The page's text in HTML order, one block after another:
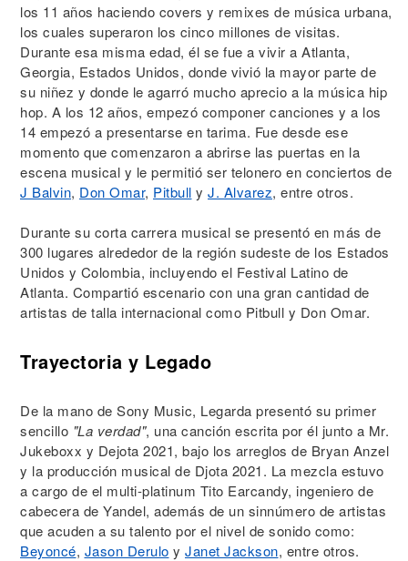
los 11 años haciendo covers y remixes de música urbana,
los cuales superaron los cinco millones de visitas.
Durante esa misma edad, él se fue a vivir a Atlanta,
Georgia, Estados Unidos, donde vivió la mayor parte de
su niñez y donde le agarró mucho aprecio a la música hip
hop. A los 12 años, empezó componer canciones y a los
14 empezó a presentarse en tarima. Fue desde ese
momento que comenzaron a abrirse las puertas en la
escena musical y le permitió ser telonero en conciertos de
J Balvin, Don Omar, Pitbull y J. Alvarez, entre otros.
Durante su corta carrera musical se presentó en más de
300 lugares alrededor de la región sudeste de los Estados
Unidos y Colombia, incluyendo el Festival Latino de
Atlanta. Compartió escenario con una gran cantidad de
artistas de talla internacional como Pitbull y Don Omar.
Trayectoria y Legado
De la mano de Sony Music, Legarda presentó su primer
sencillo "La verdad", una canción escrita por él junto a Mr.
Jukeboxx y Dejota 2021, bajo los arreglos de Bryan Anzel
y la producción musical de Djota 2021. La mezcla estuvo
a cargo de el multi-platinum Tito Earcandy, ingeniero de
cabecera de Yandel, además de un sinnúmero de artistas
que acuden a su talento por el nivel de sonido como:
Beyoncé, Jason Derulo y Janet Jackson, entre otros.